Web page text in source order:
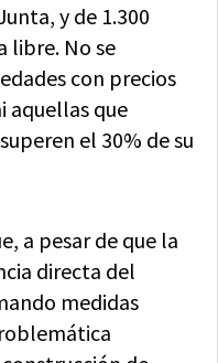
y de 1.300
libre. No se
con precios
aquellas que
el 30% de su
a pesar de que la
directa del
medidas